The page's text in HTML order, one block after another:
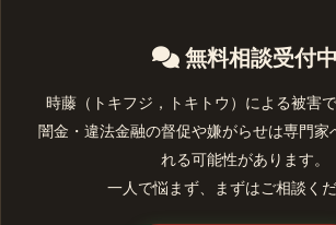
無料相談受付中
時藤（トキフジ，トキトウ）による被害で
闇金・違法金融の督促や嫌がらせは専門家
れる可能性があります。
一人で悩まず、まずはご相談くだ